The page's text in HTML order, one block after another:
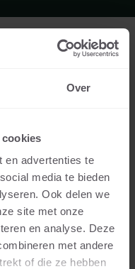
Over
en advertenties te
media te bieden
Ook delen we
site met onze
en analyse. Deze
met andere
of die ze hebben
TEGEL
TEGELS